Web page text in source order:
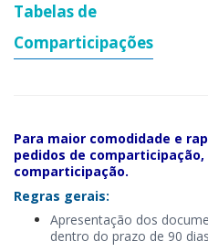
Ta​belas de ​
Comparticipações​​​
Para maior comodidade e
pedidos de
comparticipação.
Regras gerais:
Apresentação dos
dentro do prazo de 90